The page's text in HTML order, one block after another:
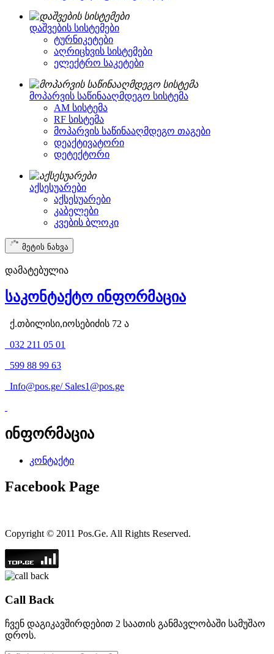
დაშვების სისტემები
ტურნიკეტები
აღრიცხვის სისტემები
ელექტრო საკეტები
მოპარვის საწინააღმდეგო სისტემა
AM სისტემა
RF სისტემა
მოპარვის საწინააღმდეგო თაგები
დეაქტივატორი
დეტექტორი
აქსესუარები
აქსესუარები
კაბელები
კვების ბლოკი
მეტის ნახვა
დამატებულია
საკონტაქტო ინფორმაცია
ქ.თბილისი,იოსებიძის 72 ა
032 211 05 01
599 88 99 63
Info@pos.ge/ Sales1@pos.ge
ინფორმაცია
კონტაქტი
Facebook Page
Copyright © 2011 Pos.Ge. All Rights Reserved.
Call Back
ჩვენ დაგიკავშირდებით 2 საათის განმავლობაში სამუშაო
დროს.